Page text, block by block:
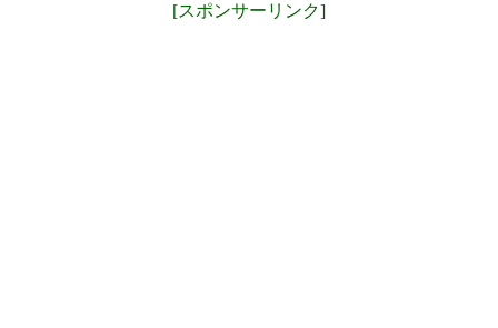
[スポンサーリンク]